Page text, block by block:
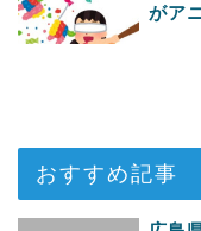
がア
おすすめ記事